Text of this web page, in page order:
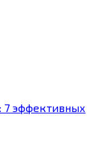
эффективных